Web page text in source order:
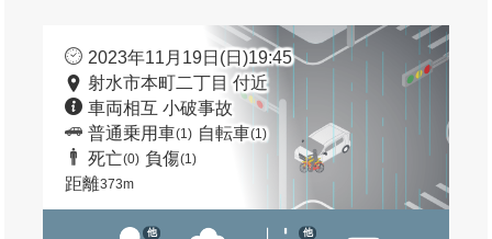
2023年11月19日(日)19:45
射水市本町二丁目 付近
車両相互 小破事故
普通乗用車(1) 自転車(1)
死亡(0) 負傷(1)
距離373m
他 他